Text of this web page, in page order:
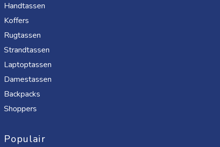
Handtassen
Koffers
Rugtassen
Strandtassen
Laptoptassen
Damestassen
Backpacks
Shoppers
Populair